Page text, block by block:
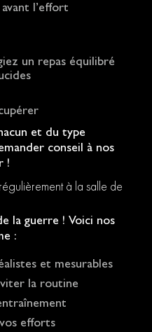
l’effort
un repas équilibré
et du type
conseil à nos
!
à la salle de
la guerre ! Voici nos
:
et mesurables
la routine
efforts